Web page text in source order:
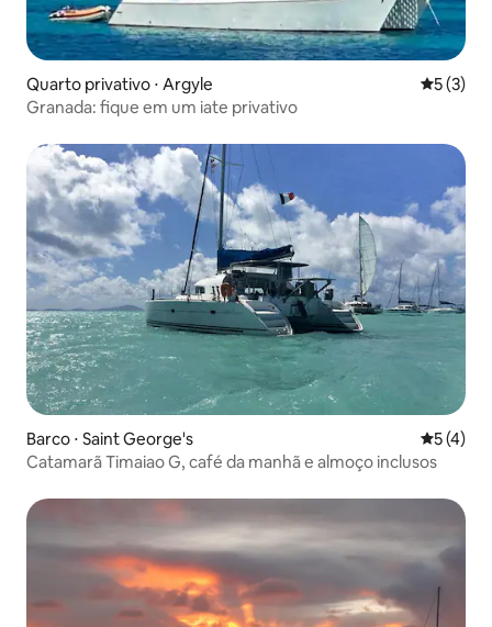
Quarto privativo ⋅ Argyle 5 de
5 (3)
Granada: fique em um iate privativo
Barco ⋅ Saint George's 5 de
5 (4)
Catamarã Timaiao G, café da manhã e almoço inclusos